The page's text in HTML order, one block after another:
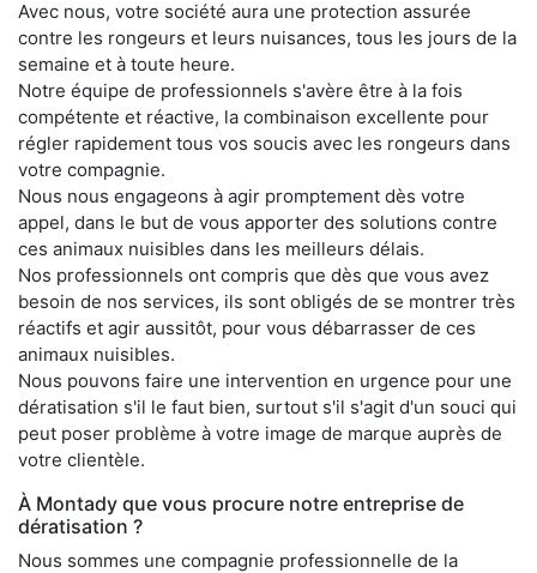
Avec nous, votre société aura une protection assurée
contre les rongeurs et leurs nuisances, tous les jours de la
semaine et à toute heure.
Notre équipe de professionnels s'avère être à la fois
compétente et réactive, la combinaison excellente pour
régler rapidement tous vos soucis avec les rongeurs dans
votre compagnie.
Nous nous engageons à agir promptement dès votre
appel, dans le but de vous apporter des solutions contre
ces animaux nuisibles dans les meilleurs délais.
Nos professionnels ont compris que dès que vous avez
besoin de nos services, ils sont obligés de se montrer très
réactifs et agir aussitôt, pour vous débarrasser de ces
animaux nuisibles.
Nous pouvons faire une intervention en urgence pour une
dératisation s'il le faut bien, surtout s'il s'agit d'un souci qui
peut poser problème à votre image de marque auprès de
votre clientèle.
À Montady que vous procure notre entreprise de
dératisation ?
Nous sommes une compagnie professionnelle de la